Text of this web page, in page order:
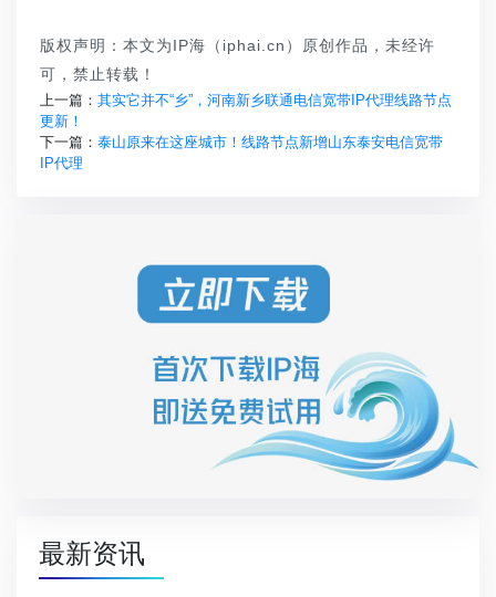
版权声明：本文为IP海（iphai.cn）原创作品，未经许
可，禁止转载！
上一篇： 其实它并不“乡”，河南新乡联通电信宽带IP代理线路节点
更新！
下一篇： 泰山原来在这座城市！线路节点新增山东泰安电信宽带
IP代理
最新资讯